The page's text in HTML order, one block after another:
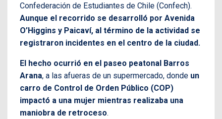
Confederación de Estudiantes de Chile (Confech).
Aunque el recorrido se desarrolló por Avenida
O’Higgins y Paicaví, al término de la actividad se
registraron incidentes en el centro de la ciudad.
El hecho ocurrió en el paseo peatonal Barros
Arana, a las afueras de un supermercado, donde un
carro de Control de Orden Público (COP)
impactó a una mujer mientras realizaba una
maniobra de retroceso.